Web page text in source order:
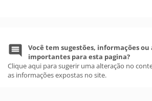
Você tem sugestões, informações
importantes para esta pagina?
Clique aqui para sugerir uma alteração no
as informações expostas no site.